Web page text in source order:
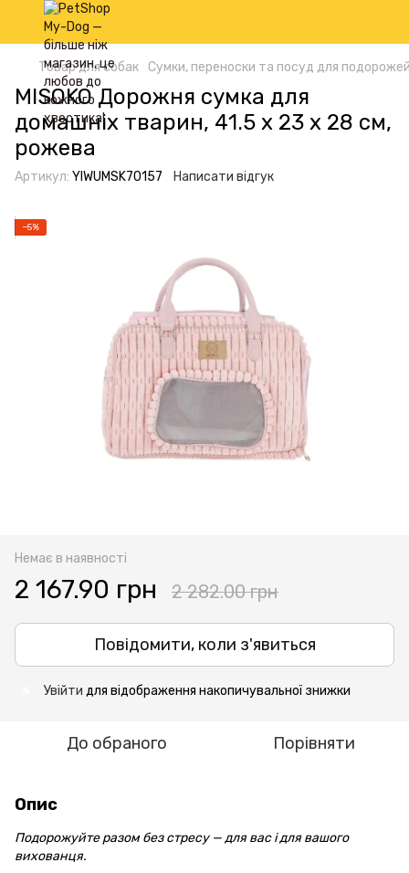
Товар для собак Сумки, переноски та посуд для
MISOKO Дорожня сумка для
домашніх тварин, 41.5 x 23 x 28 см,
рожева
Артикул: YIWUMSK70157 Написати відгук
−5%
Немає в наявності
2 167.90 грн 2 282.00 грн
Повідомити, коли з'явиться
Увійти для відображення накопичувальної знижки
До обраного Порівняти
Опис
Подорожуйте разом без стресу — для вас і для вашого
вихованця.